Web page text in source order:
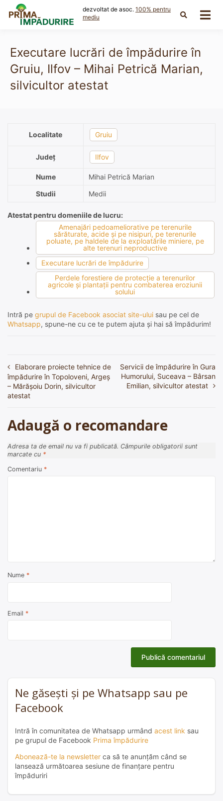
content
dezvoltat de asoc. 100% pentru
mediu
Executare lucrări de împădurire în
Gruiu, Ilfov – Mihai Petrică Marian,
silvicultor atestat
Localitate Gruiu
Județ Ilfov
Nume
Mihai Petrică Marian
Studii
Medii
Atestat pentru domeniile de lucru:
Amenajări pedoameliorative pe terenurile
sărăturate, acide şi pe nisipuri, pe terenurile
poluate, pe haldele de la exploatările miniere, pe
alte terenuri neproductive
Executare lucrări de împădurire
Perdele forestiere de protecţie a terenurilor
agricole şi plantaţii pentru combaterea eroziunii
solului
Intră pe grupul de Facebook asociat site-ului sau pe cel de
Whatsapp, spune-ne cu ce te putem ajuta și hai să împădurim!
Navigare
în
articole
Elaborare proiecte tehnice de
împădurire în Topoloveni, Argeș
– Mărășoiu Dorin, silvicultor
atestat
Servicii de împădurire în Gura
Humorului, Suceava – Bârsan
Emilian, silvicultor atestat
Adaugă o recomandare
Adresa ta de email nu va fi publicată. Câmpurile obligatorii sunt
marcate cu *
Comentariu *
Nume *
Email *
Ne găsești și pe Whatsapp sau pe
Facebook
Intră în comunitatea de Whatsapp urmând acest link sau
pe grupul de Facebook Prima împădurire
Abonează-te la newsletter ca să te anunțăm când se
lansează următoarea sesiune de finanțare pentru
împăduriri